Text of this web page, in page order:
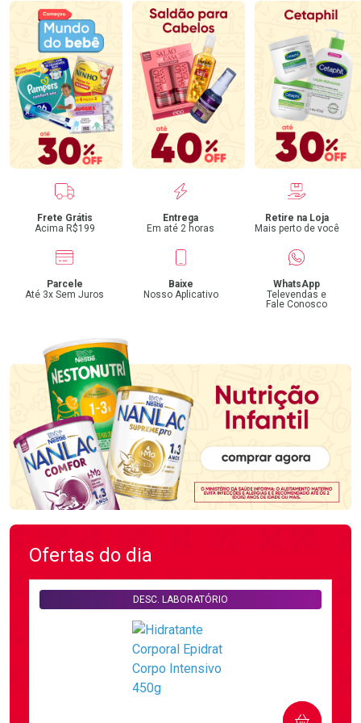
Benefícios
Frete Grátis
Acima R$199
Entrega
Em até 2 horas
Retire na Loja
Mais perto de você
Parcele
Até 3x Sem Juros
Baixe
Nosso Aplicativo
WhatsApp
Televendas e
Fale Conosco
Ofertas do dia
DESC. LABORATÓRIO
COMPRAR